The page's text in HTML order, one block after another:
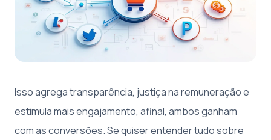
Isso agrega transparência, justiça na remuneração e
estimula mais engajamento, afinal, ambos ganham
com as conversões. Se quiser entender tudo sobre